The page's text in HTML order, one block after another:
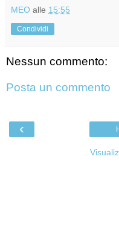
MEO alle 15:55
Condividi
Nessun commento:
Posta un commento
‹